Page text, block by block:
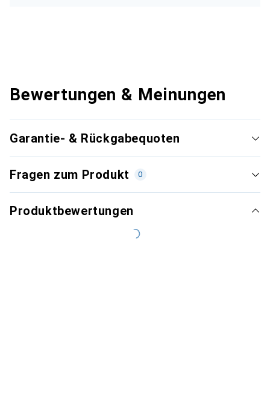
Bewertungen & Meinungen
Garantie- & Rückgabequoten
Fragen zum Produkt 0
Produktbewertungen